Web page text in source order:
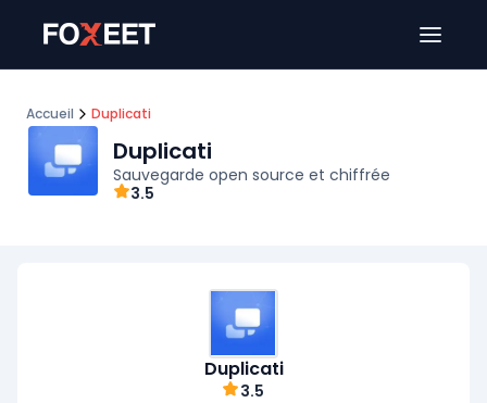
Accueil Duplicati
Duplicati
Sauvegarde open source et chiffrée
3.5
Duplicati
3.5